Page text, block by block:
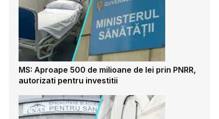
MS: Aproape 500 de milioane de lei prin PNRR,
autorizati pentru investitii